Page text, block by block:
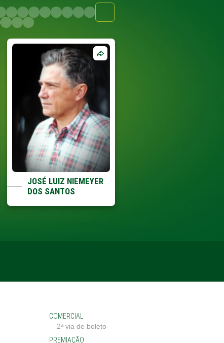
JOSÉ LUIZ NIEMEYER
DOS SANTOS
COMERCIAL
2ª via de boleto
PREMIAÇÃO